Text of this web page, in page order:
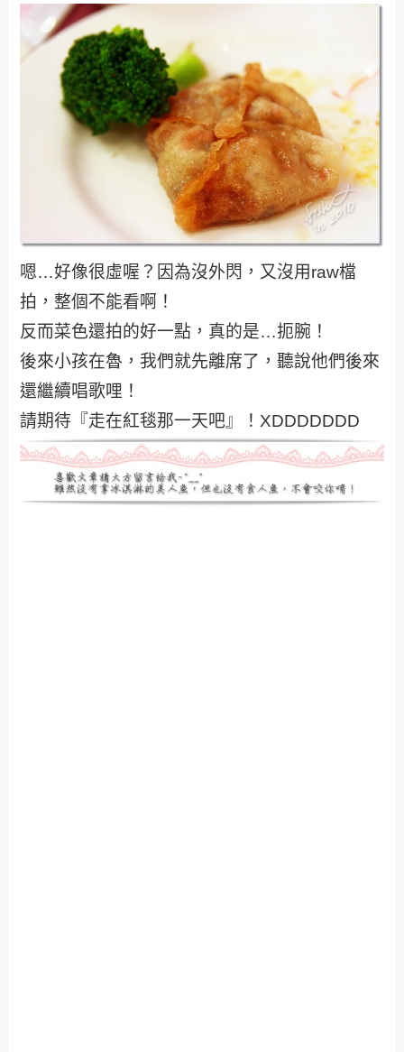
嗯…好像很虛喔？因為沒外閃，又沒用raw檔
拍，整個不能看啊！
反而菜色還拍的好一點，真的是…扼腕！
後來小孩在魯，我們就先離席了，聽說他們後來
還繼續唱歌哩！
請期待『走在紅毯那一天吧』！XDDDDDDD